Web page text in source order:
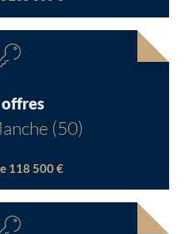
(50)
118 500 €